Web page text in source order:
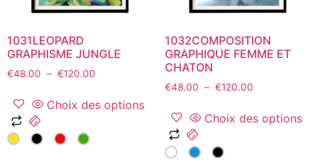
page
produit
page
produit
1031LEOPARD
GRAPHISME JUNGLE
€48.00 – €120.00
prix :
€48.00
Choix des options
Ce
produit
1032COMPOSITION
GRAPHIQUE FEMME ET
CHATON
€48.00 – €120.00Plage
prix :
€48.00
Choix des options
Ce
produit